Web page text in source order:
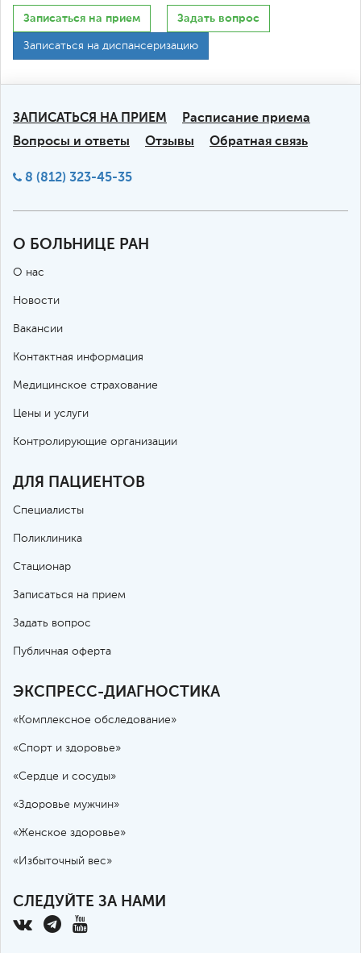
Записаться на прием Задать вопрос
Записаться на диспансеризацию
ЗАПИСАТЬСЯ НА ПРИЕМ
Расписание приема
Вопросы и ответы
Отзывы Обратная связь
8 (812) 323-45-35
О БОЛЬНИЦЕ РАН
О нас
Новости
Вакансии
Контактная информация
Медицинское страхование
Цены и услуги
Контролирующие организации
ДЛЯ ПАЦИЕНТОВ
Специалисты
Поликлиника
Стационар
Записаться на прием
Задать вопрос
Публичная оферта
ЭКСПРЕСС-ДИАГНОСТИКА
«Комплексное обследование»
«Спорт и здоровье»
«Сердце и сосуды»
«Здоровье мужчин»
«Женское здоровье»
«Избыточный вес»
СЛЕДУЙТЕ ЗА НАМИ